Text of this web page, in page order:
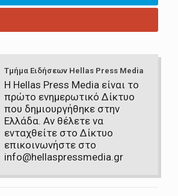
Τμήμα Ειδήσεων Hellas Press Media
Η Hellas Press Media είναι το
πρώτο ενημερωτικό Δίκτυο
που δημιουργήθηκε στην
Ελλάδα. Αν θέλετε να
ενταχθείτε στο Δίκτυο
επικοινωνήστε στο
info@hellaspressmedia.gr